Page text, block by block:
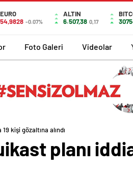
EURO
54,9828 -0.07%
ALTIN
6.507,38 0,17
Foto Galeri Videolar
kişi gözaltına alındı
planı